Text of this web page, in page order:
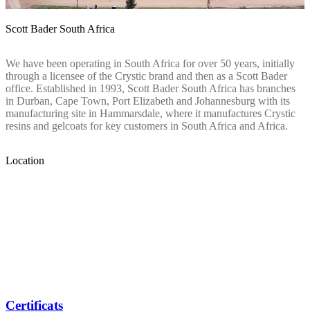
Scott Bader South Africa
We have been operating in South Africa for over 50 years, initially
through a licensee of the Crystic brand and then as a Scott Bader
office. Established in 1993, Scott Bader South Africa has branches
in Durban, Cape Town, Port Elizabeth and Johannesburg with its
manufacturing site in Hammarsdale, where it manufactures Crystic
resins and gelcoats for key customers in South Africa and Africa.
Location
Certificats